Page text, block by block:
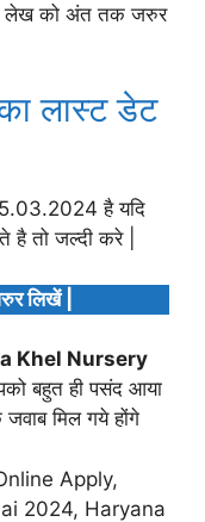
लेख को अंत तक जरुर
लास्ट डेट
है यदि
तो जल्दी करे |
लिखें |
Khel Nursery
बहुत ही पसंद आया
मिल गये होंगे
Apply,
2024, Haryana